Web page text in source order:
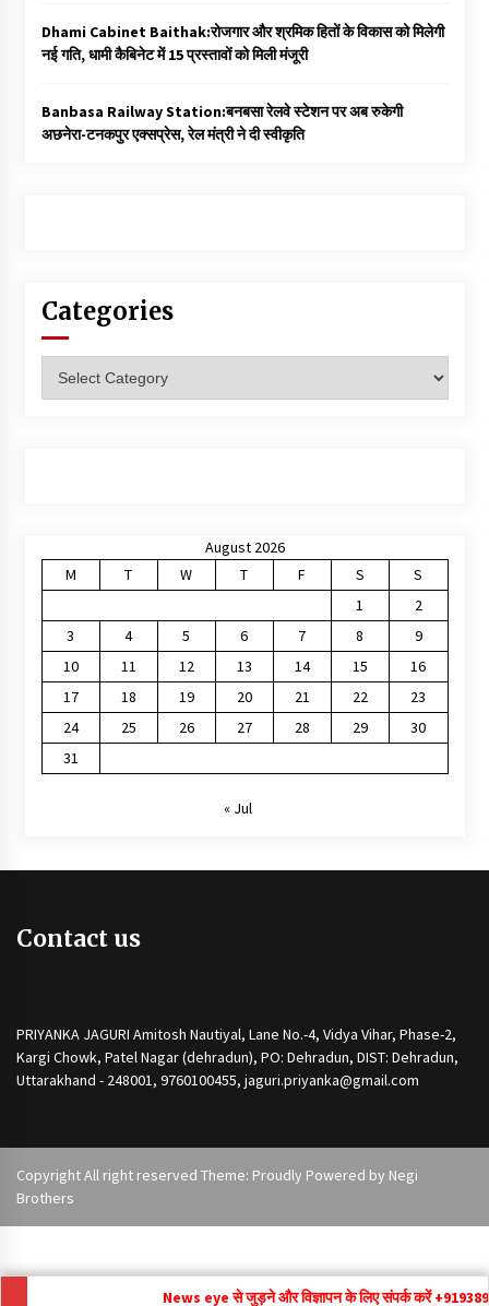
Dhami Cabinet Baithak:रोजगार और श्रमिक हितों के विकास को मिलेगी
नई गति, धामी कैबिनेट में 15 प्रस्तावों को मिली मंजूरी
Banbasa Railway Station:बनबसा रेलवे स्टेशन पर अब रुकेगी
अछनेरा-टनकपुर एक्सप्रेस, रेल मंत्री ने दी स्वीकृति
Categories
August 2026
M
T W T F S
S
1
2
3
4 5 6 7 8
9
10
11 12 13 14 15
16
17
18 19 20 21 22
23
24
25 26 27 28 29
30
31
« Jul
Contact us
PRIYANKA JAGURI Amitosh Nautiyal, Lane No.-4, Vidya Vihar, Phase-2,
Kargi Chowk, Patel Nagar (dehradun), PO: Dehradun, DIST: Dehradun,
Uttarakhand - 248001, 9760100455, jaguri.priyanka@gmail.com
Copyright All right reserved Theme: Proudly Powered by Negi
Brothers
News eye से जुड़ने और विज्ञापन के लिए संपर्क करें +91